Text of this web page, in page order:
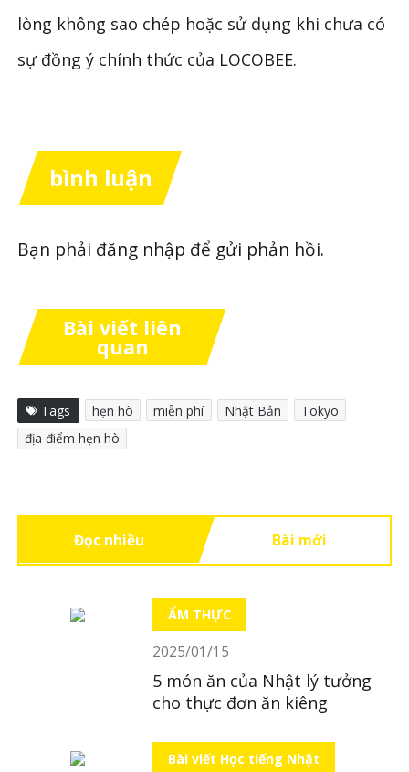
lòng không sao chép hoặc sử dụng khi chưa có
sự đồng ý chính thức của LOCOBEE.
bình luận
Bạn phải đăng nhập để gửi phản hồi.
Bài viết liên
quan
Tags hẹn hò miễn phí Nhật Bản
Tokyo
địa điểm hẹn hò
Đọc nhiều Bài mới
ẨM THỰC
2025/01/15
5 món ăn của Nhật lý tưởng
cho thực đơn ăn kiêng
Bài viết Học tiếng Nhật